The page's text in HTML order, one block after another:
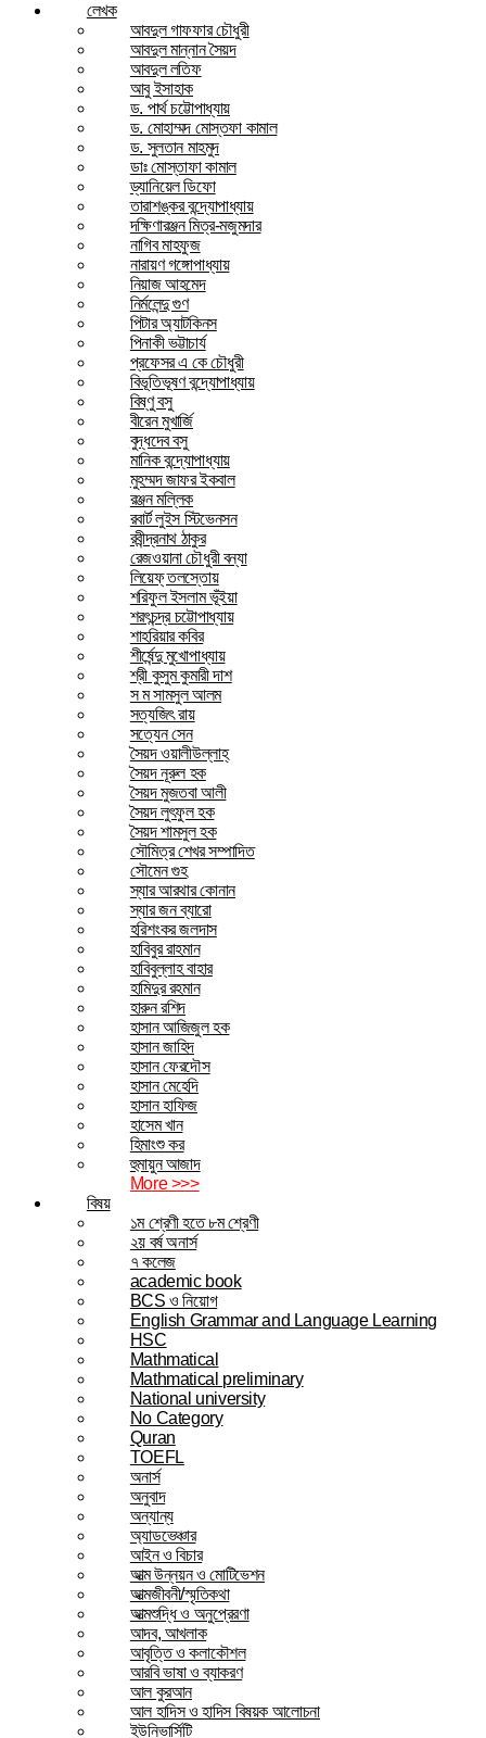
লেখক
আবদুল গাফফার চৌধুরী
আবদুল মান্নান সৈয়দ
আবদুল লতিফ
আবু ইসাহাক
ড. পার্থ চট্টোপাধ্যায়
ড. মোহাম্মদ মোস্তফা কামাল
ড. সুলতান মাহমুদ
ডাঃ মোস্তাফা কামাল
ড্যানিয়েল ডিফো
তারাশঙ্কর বন্দ্যোপাধ্যায়
দক্ষিণারঞ্জন মিত্র-মজুমদার
নাগিব মাহফুজ
নারায়ণ গঙ্গোপাধ্যায়
নিয়াজ আহমেদ
নির্মলেন্দু গুণ
পিটার অ্যাটকিনস
পিনাকী ভট্টাচার্য
প্রফেসর এ কে চৌধুরী
বিভূতিভূষণ বন্দ্যোপাধ্যায়
বিষ্ণু বসু
বীরেন মুখার্জি
বুদ্ধদেব বসু
মানিক বন্দ্যোপাধ্যায়
মুহম্মদ জাফর ইকবাল
রঞ্জন মল্লিক
রবার্ট লুইস স্টিভেনসন
রবীন্দ্রনাথ ঠাকুর
রেজওয়ানা চৌধুরী বন্যা
লিয়েফ্ তলস্তোয়
শরিফুল ইসলাম ভূঁইয়া
শরৎচন্দ্র চট্টোপাধ্যায়
শাহরিয়ার কবির
শীর্ষেন্দু মুখোপাধ্যায়
শ্রী কুসুম কুমারী দাশ
স ম সামসুল আলম
সত্যজিৎ রায়
সত্যেন সেন
সৈয়দ ওয়ালীউল্লাহ্
সৈয়দ নূরুল হক
সৈয়দ মুজতবা আলী
সৈয়দ লুৎফুল হক
সৈয়দ শামসুল হক
সৌমিত্র শেখর সম্পাদিত
সৌমেন গুহ
স্যার আরথার কোনান
স্যার জন ব্যারো
হরিশংকর জলদাস
হাবিবুর রাহমান
হাবিবুল্লাহ বাহার
হামিদুর রহমান
হারুন রশিদ
হাসান আজিজুল হক
হাসান জাহিদ
হাসান ফেরদৌস
হাসান মেহেদি
হাসান হাফিজ
হাসেম খান
হিমাংশু কর
হুমায়ুন আজাদ
More >>>
বিষয়
১ম শ্রেণী হতে ৮ম শ্রেণী
২য় বর্ষ অনার্স
৭ কলেজ
academic book
BCS ও নিয়োগ
English Grammar and Language Learning
HSC
Mathmatical
Mathmatical preliminary
National university
No Category
Quran
TOEFL
অনার্স
অনুবাদ
অন্যান্য
অ্যাডভেঞ্চার
আইন ও বিচার
আত্ম উন্নয়ন ও মোটিভেশন
আত্মজীবনী/স্মৃতিকথা
আত্মশুদ্ধি ও অনুপ্রেরণা
আদব, আখলাক
আবৃত্তি ও কলাকৌশল
আরবি ভাষা ও ব্যাকরণ
আল কুরআন
আল হাদিস ও হাদিস বিষয়ক আলোচনা
ইউনিভার্সিটি